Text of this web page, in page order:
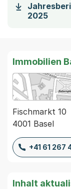
2025
Immobilien
Fischmarkt 10
4001 Basel
+41 61 267
Inhalt